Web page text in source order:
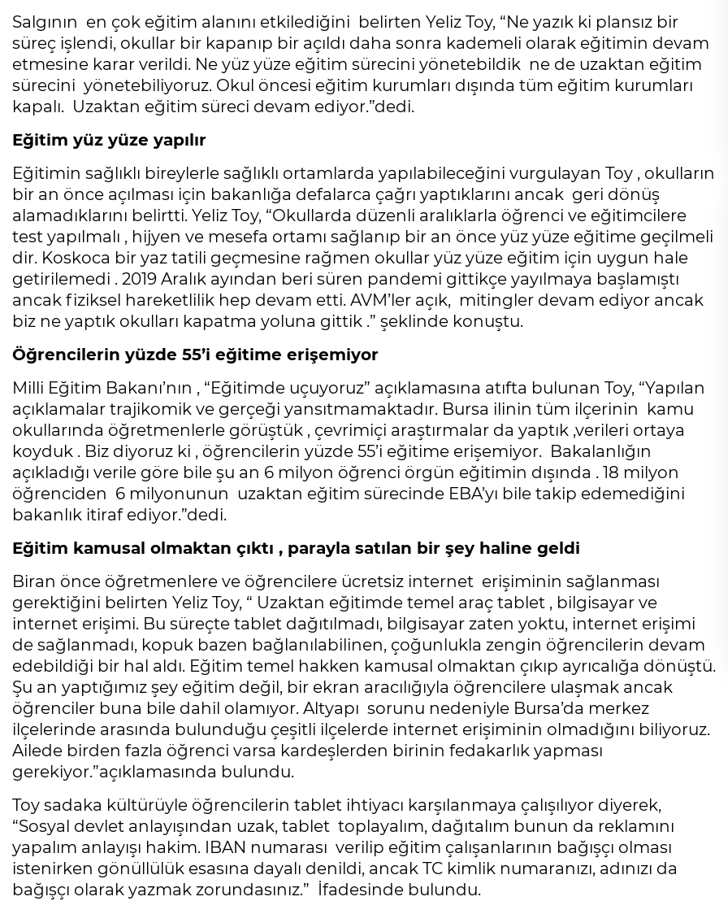
Salgının en çok eğitim alanını etkilediğini belirten Yeliz Toy, “Ne yazık ki plansız bir
süreç işlendi, okullar bir kapanıp bir açıldı daha sonra kademeli olarak eğitimin devam
etmesine karar verildi. Ne yüz yüze eğitim sürecini yönetebildik ne de uzaktan eğitim
sürecini yönetebiliyoruz. Okul öncesi eğitim kurumları dışında tüm eğitim kurumları
kapalı. Uzaktan eğitim süreci devam ediyor.”dedi.
Eğitim yüz yüze yapılır
Eğitimin sağlıklı bireylerle sağlıklı ortamlarda yapılabileceğini vurgulayan Toy , okulların
bir an önce açılması için bakanlığa defalarca çağrı yaptıklarını ancak geri dönüş
alamadıklarını belirtti. Yeliz Toy, “Okullarda düzenli aralıklarla öğrenci ve eğitimcilere
test yapılmalı , hijyen ve mesefa ortamı sağlanıp bir an önce yüz yüze eğitime geçilmeli
dir. Koskoca bir yaz tatili geçmesine rağmen okullar yüz yüze eğitim için uygun hale
getirilemedi . 2019 Aralık ayından beri süren pandemi gittikçe yayılmaya başlamıştı
ancak fiziksel hareketlilik hep devam etti. AVM’ler açık, mitingler devam ediyor ancak
biz ne yaptık okulları kapatma yoluna gittik .” şeklinde konuştu.
Öğrencilerin yüzde 55’i eğitime erişemiyor
Milli Eğitim Bakanı’nın , “Eğitimde uçuyoruz” açıklamasına atıfta bulunan Toy, “Yapılan
açıklamalar trajikomik ve gerçeği yansıtmamaktadır. Bursa ilinin tüm ilçerinin kamu
okullarında öğretmenlerle görüştük , çevrimiçi araştırmalar da yaptık ,verileri ortaya
koyduk . Biz diyoruz ki , öğrencilerin yüzde 55’i eğitime erişemiyor. Bakalanlığın
açıkladığı verile göre bile şu an 6 milyon öğrenci örgün eğitimin dışında . 18 milyon
öğrenciden 6 milyonunun uzaktan eğitim sürecinde EBA’yı bile takip edemediğini
bakanlık itiraf ediyor.”dedi.
Eğitim kamusal olmaktan çıktı , parayla satılan bir şey haline geldi
Biran önce öğretmenlere ve öğrencilere ücretsiz internet erişiminin sağlanması
gerektiğini belirten Yeliz Toy, “ Uzaktan eğitimde temel araç tablet , bilgisayar ve
internet erişimi. Bu süreçte tablet dağıtılmadı, bilgisayar zaten yoktu, internet erişimi
de sağlanmadı, kopuk bazen bağlanılabilinen, çoğunlukla zengin öğrencilerin devam
edebildiği bir hal aldı. Eğitim temel hakken kamusal olmaktan çıkıp ayrıcalığa dönüştü.
Şu an yaptığımız şey eğitim değil, bir ekran aracılığıyla öğrencilere ulaşmak ancak
öğrenciler buna bile dahil olamıyor. Altyapı sorunu nedeniyle Bursa’da merkez
ilçelerinde arasında bulunduğu çeşitli ilçelerde internet erişiminin olmadığını biliyoruz.
Ailede birden fazla öğrenci varsa kardeşlerden birinin fedakarlık yapması
gerekiyor.”açıklamasında bulundu.
Toy sadaka kültürüyle öğrencilerin tablet ihtiyacı karşılanmaya çalışılıyor diyerek,
“Sosyal devlet anlayışından uzak, tablet toplayalım, dağıtalım bunun da reklamını
yapalım anlayışı hakim. IBAN numarası verilip eğitim çalışanlarının bağışçı olması
istenirken gönüllülük esasına dayalı denildi, ancak TC kimlik numaranızı, adınızı da
bağışçı olarak yazmak zorundasınız.” İfadesinde bulundu.